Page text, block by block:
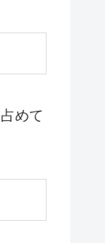
めて